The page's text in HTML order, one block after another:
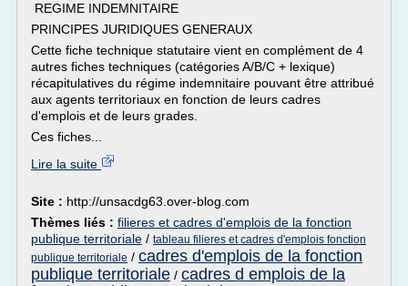
REGIME INDEMNITAIRE
PRINCIPES JURIDIQUES GENERAUX
Cette fiche technique statutaire vient en complément de 4
autres fiches techniques (catégories A/B/C + lexique)
récapitulatives du régime indemnitaire pouvant être attribué
aux agents territoriaux en fonction de leurs cadres
d'emplois et de leurs grades.
Ces fiches...
Lire la suite
Site : http://unsacdg63.over-blog.com
Thèmes liés : filieres et cadres d'emplois de la fonction
publique territoriale / tableau filieres et cadres d'emplois fonction
publique territoriale / cadres d'emplois de la fonction
publique territoriale / cadres d emplois de la